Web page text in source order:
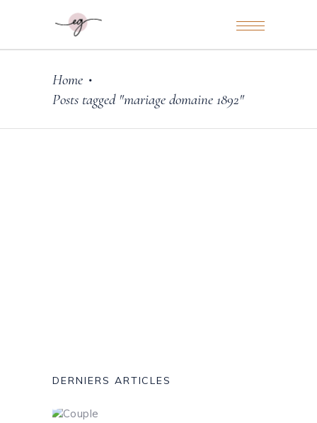
Home •
Posts tagged "mariage domaine 1892"
DERNIERS ARTICLES